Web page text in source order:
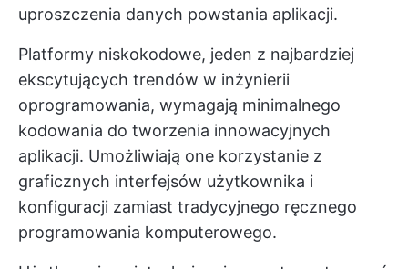
uproszczenia danych powstania aplikacji.
Platformy niskokodowe, jeden z najbardziej
ekscytujących trendów w inżynierii
oprogramowania, wymagają minimalnego
kodowania do tworzenia innowacyjnych
aplikacji. Umożliwiają one korzystanie z
graficznych interfejsów użytkownika i
konfiguracji zamiast tradycyjnego ręcznego
programowania komputerowego.